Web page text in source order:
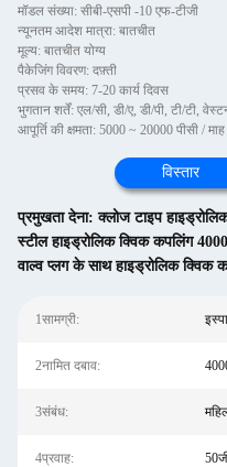
मॉडल संख्या: सीबी-एसपी -10 एफ-टीजी
न्यूनतम आदेश मात्रा: बातचीत
मूल्य: बातचीत योग्य
पैकेजिंग विवरण: दफ़्ती
प्रसव के समय: 7-20 कार्य दिवस
भुगतान शर्तें: एल/सी, डी/ए, डी/पी, टी/टी,
आपूर्ति की क्षमता: 5000 ~ 20000 पीसी / माह
विस्तार
प्रमुखता देना:क्लोज टाइप
स्टील हाइड्रोलिक क्विक कपलिंग
वाल्व प्लग के साथ हाइड्रोलिक क्विक
1सामग्री:
2नामित दबाव:
3संबंध:
4प्रवाह: